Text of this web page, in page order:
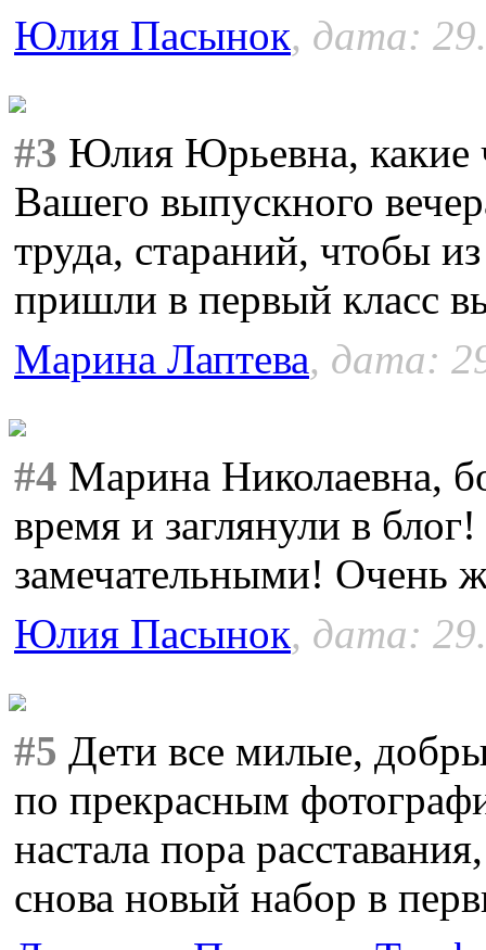
Юлия Пасынок, дата:
#3 Юлия Юрьевна, какие
Вашего выпускного
труда, стараний, чтобы
пришли в первый класс
Марина Лаптева, дата:
#4 Марина Николаевна,
время и заглянули в
замечательными! Очень
Юлия Пасынок, дата:
#5 Дети все милые,
по прекрасным
настала пора
снова новый набор в